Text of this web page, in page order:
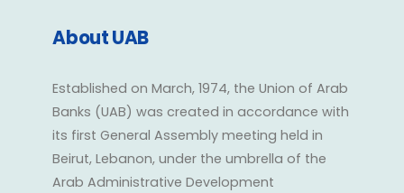
About UAB
Established on March, 1974, the Union of Arab
Banks (UAB) was created in accordance with
its first General Assembly meeting held in
Beirut, Lebanon, under the umbrella of the
Arab Administrative Development